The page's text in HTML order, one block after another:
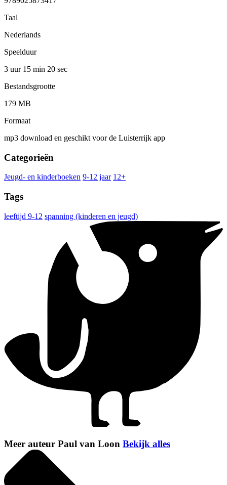
Taal
Nederlands
Speelduur
3 uur 15 min 20 sec
Bestandsgrootte
179 MB
Formaat
mp3 download en geschikt voor de Luisterrijk app
Categorieën
Jeugd- en kinderboeken 9-12 jaar 12+
Tags
leeftijd 9-12 spanning (kinderen en jeugd)
Meer auteur Paul van Loon Bekijk alles